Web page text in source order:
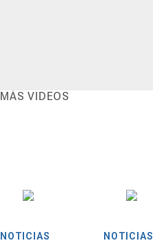
MÁS VIDEOS
NOTICIAS NOTICIAS